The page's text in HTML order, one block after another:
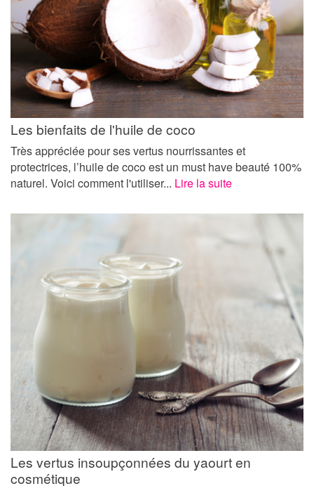
Les bienfaits de l'huile de coco
Très appréciée pour ses vertus nourrissantes et
protectrices, l’huile de coco est un must have beauté 100%
naturel. Voici comment l'utiliser... Lire la suite
Les vertus insoupçonnées du yaourt en
cosmétique